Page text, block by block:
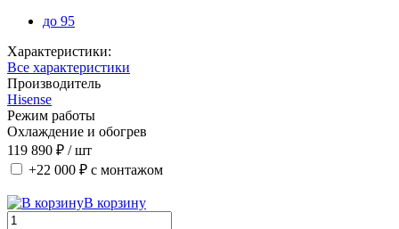
до 95
Характеристики:
Все характеристики
Производитель
Hisense
Режим работы
Охлаждение и обогрев
119 890 ₽ / шт
+22 000 ₽ с монтажом
В корзину